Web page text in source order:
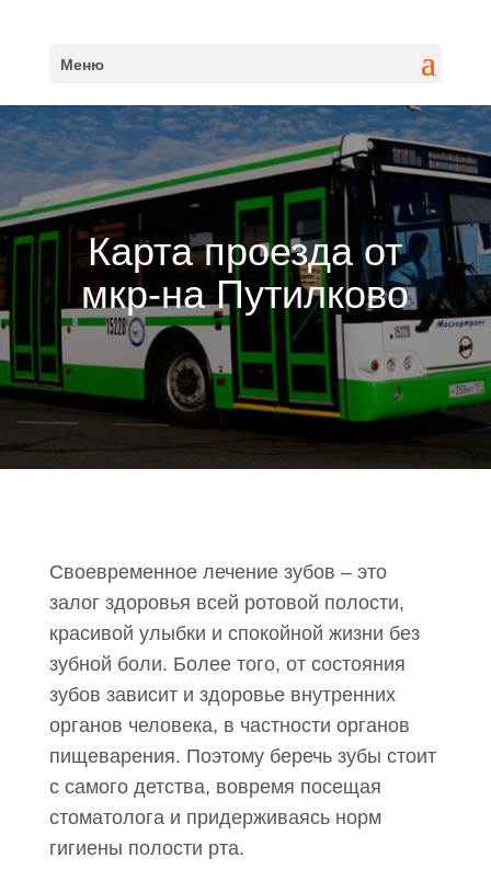
Меню
Карта проезда от
мкр-на Путилково
Своевременное лечение зубов – это
залог здоровья всей ротовой полости,
красивой улыбки и спокойной жизни без
зубной боли. Более того, от состояния
зубов зависит и здоровье внутренних
органов человека, в частности органов
пищеварения. Поэтому беречь зубы стоит
с самого детства, вовремя посещая
стоматолога и придерживаясь норм
гигиены полости рта.